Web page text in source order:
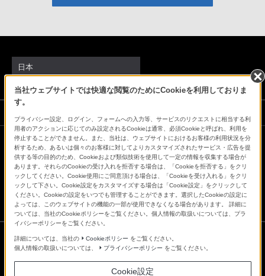
当社ウェブサイトでは快適な閲覧のためにCookieを利用しておりま
す。
プライバシー設定、ログイン、フォームへの入力等、サービスのリクエストに相当する利
用者のアクションに応じてのみ設定されるCookieは通常、必須Cookieと呼ばれ、利用を
停止することができません。また、当社は、ウェブサイトにおけるお客様の利用状況を分
析するため、あるいは個々のお客様に対してよりカスタマイズされたサービス・広告を提
供する等の目的のため、Cookieおよび類似技術を使用して一定の情報を収集する場合が
あります。それらのCookieの受け入れを拒否する場合は、「Cookieを拒否する」をクリ
ックしてください。Cookie使用にご同意頂ける場合は、「Cookieを受け入れる」をクリ
ックして下さい。Cookie設定をカスタマイズする場合は「Cookie設定」をクリックして
ください。Cookieの設定をいつでも管理することができます。選択したCookieの設定に
よっては、このウェブサイトの機能の一部が使用できなくなる場合があります。 詳細に
ついては、当社のCookieポリシーをご覧ください。個人情報の取扱いについては、プラ
イバシーポリシーをご覧ください。
詳細については、当社の Cookieポリシー をご覧ください。
個人情報の取扱いについては、
プライバシーポリシー をご覧ください。
Cookie設定
日本
会社情報 採用情報 特約店のご案内
ニュースリリース
環境情報
My Sony 利用規約
ご利用条件
プライバシーポリシー